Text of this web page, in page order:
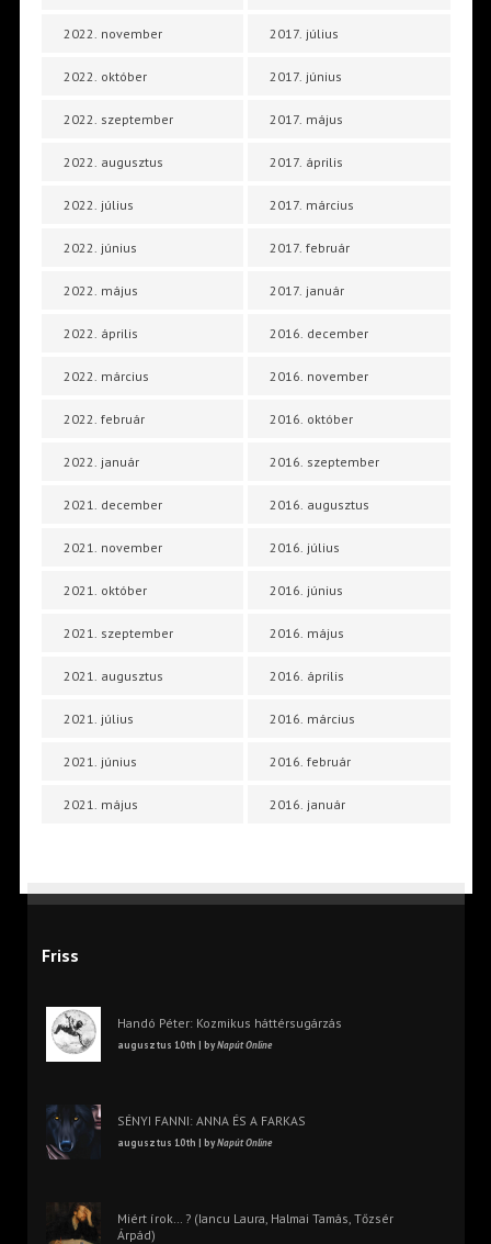
2022. november
2022. október
2022. szeptember
2022. augusztus
2022. július
2022. június
2022. május
2022. április
2022. március
2022. február
2022. január
2021. december
2021. november
2021. október
2021. szeptember
2021. augusztus
2021. július
2021. június
2021. május
2017. július
2017. június
2017. május
2017. április
2017. március
2017. február
2017. január
2016. december
2016. november
2016. október
2016. szeptember
2016. augusztus
2016. július
2016. június
2016. május
2016. április
2016. március
2016. február
2016. január
Friss
Handó Péter: Kozmikus háttérsugárzás
augusztus 10th | byNapút Online
SÉNYI FANNI: ANNA ÉS A FARKAS
augusztus 10th | byNapút Online
Miért írok… ? (Iancu Laura, Halmai Tamás, Tőzsér
Árpád)